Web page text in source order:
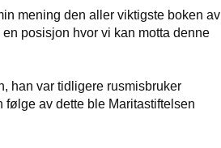
mening den aller viktigste boken av
posisjon hvor vi kan motta denne
han var tidligere rusmisbruker
følge av dette ble Maritastiftelsen